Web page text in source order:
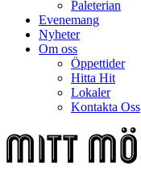
Paleterian
Evenemang
Nyheter
Om oss
Öppettider
Hitta Hit
Lokaler
Kontakta Oss